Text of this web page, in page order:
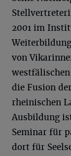
2001 im
von
die Fusion
rheinischen
Ausbildung
Seminar für
dort für